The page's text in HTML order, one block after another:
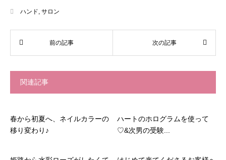
ハンド, サロン
関連記事
春から初夏へ、ネイルカラーの
移り変わり♪
ハートのホログラムを使って
♡&次男の受験...